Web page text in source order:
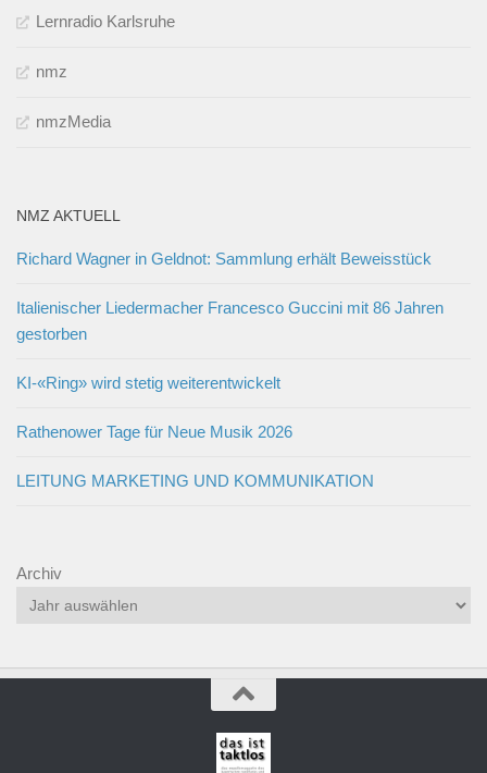
Lernradio Karlsruhe
nmz
nmzMedia
NMZ AKTUELL
Richard Wagner in Geldnot: Sammlung erhält Beweisstück
Italienischer Liedermacher Francesco Guccini mit 86 Jahren
gestorben
KI-«Ring» wird stetig weiterentwickelt
Rathenower Tage für Neue Musik 2026
LEITUNG MARKETING UND KOMMUNIKATION
Archiv